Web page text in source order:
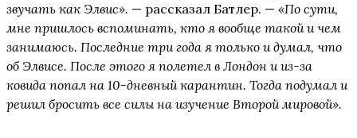
звучать как Элвис». — рассказал Батлер. — «По сути,
мне пришлось вспоминать, кто я вообще такой и чем
занимаюсь. Последние три года я только и думал, что
об Элвисе. После этого я полетел в Лондон и из-за
ковида попал на 10-дневный карантин. Тогда подумал и
решил бросить все силы на изучение Второй мировой».